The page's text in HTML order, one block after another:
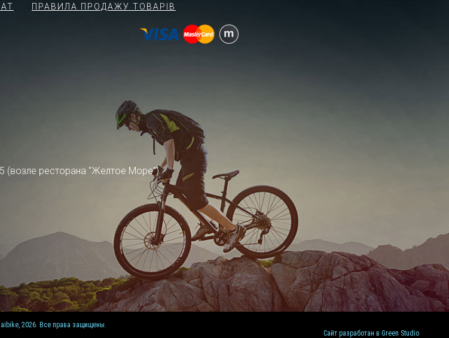
ПРАВИЛА ПРОДАЖУ ТОВАРІВ
(возле ресторана "Желтое Море")
2026. Все права защищены.
Сайт разработан в Green Studio